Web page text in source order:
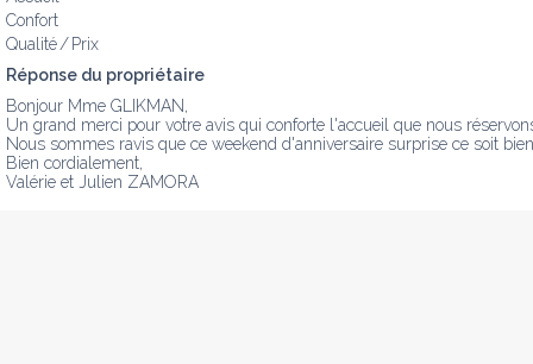
Confort
Qualité / Prix
Réponse du propriétaire
Bonjour Mme GLIKMAN,
Un grand merci pour votre avis qui conforte l'accueil que nous
Nous sommes ravis que ce weekend d'anniversaire surprise ce soit
Bien cordialement,
Valérie et Julien ZAMORA